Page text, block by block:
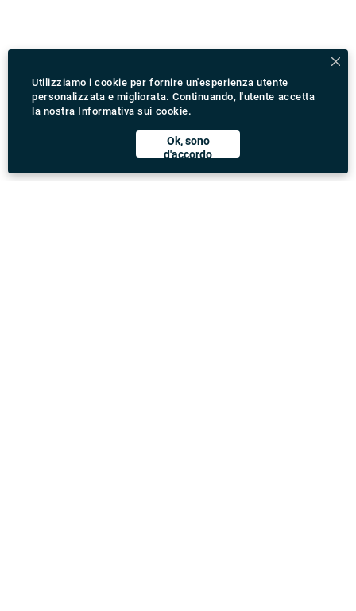
Utilizziamo i cookie per fornire un'esperienza utente
personalizzata e migliorata. Continuando, l'utente accetta
la nostra Informativa sui cookie.
Ok, sono
d'accordo